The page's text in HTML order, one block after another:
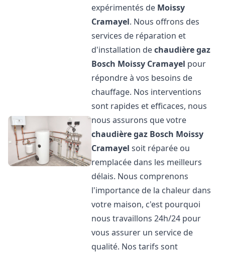
expérimentés de Moissy
Cramayel. Nous offrons des
services de réparation et
d'installation dechaudière gaz
Bosch Moissy Cramayel pour
répondre à vos besoins de
chauffage. Nos interventions
sont rapides et efficaces, nous
nous assurons que votre
chaudière gaz Bosch Moissy
Cramayel soit réparée ou
remplacée dans les meilleurs
délais. Nous comprenons
l'importance de la chaleur dans
votre maison, c'est pourquoi
nous travaillons 24h/24 pour
vous assurer un service de
qualité. Nos tarifs sont